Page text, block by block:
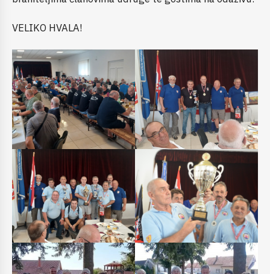
VELIKO HVALA!